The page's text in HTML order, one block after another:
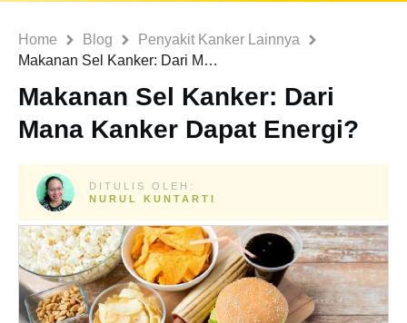
Home Blog
Penyakit Kanker Lainnya
Makanan Sel Kanker: Dari Mana Kanker Dapat Energi?
Makanan Sel Kanker: Dari
Mana Kanker Dapat Energi?
DITULIS OLEH:
NURUL KUNTARTI